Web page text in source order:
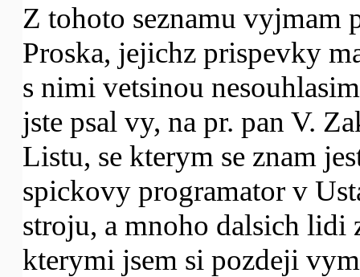
Z tohoto seznamu vyjmam
Proska, jejichz prispevky
s nimi vetsinou
jste psal vy, na pr. pan V.
Listu, se kterym se znam
spickovy programator v
stroju, a mnoho dalsich lidi
kterymi jsem si pozdeji